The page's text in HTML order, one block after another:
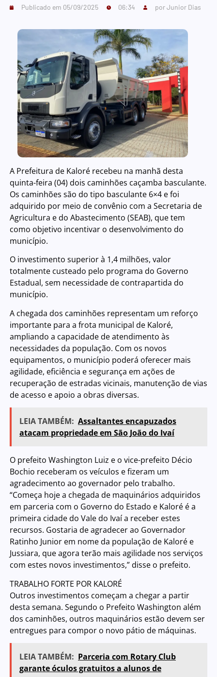
Publicado em 05/09/2025 06:34 porJunior Dias
A Prefeitura de Kaloré recebeu na manhã desta
quinta-feira (04) dois caminhões caçamba basculante.
Os caminhões são do tipo basculante 6×4 e foi
adquirido por meio de convênio com a Secretaria de
Agricultura e do Abastecimento (SEAB), que tem
como objetivo incentivar o desenvolvimento do
município.
O investimento superior à 1,4 milhões, valor
totalmente custeado pelo programa do Governo
Estadual, sem necessidade de contrapartida do
município.
A chegada dos caminhões representam um reforço
importante para a frota municipal de Kaloré,
ampliando a capacidade de atendimento às
necessidades da população. Com os novos
equipamentos, o município poderá oferecer mais
agilidade, eficiência e segurança em ações de
recuperação de estradas vicinais, manutenção de vias
de acesso e apoio a obras diversas.
LEIA TAMBÉM: Assaltantes encapuzados
atacam propriedade em São João do Ivaí
O prefeito Washington Luiz e o vice-prefeito Décio
Bochio receberam os veículos e fizeram um
agradecimento ao governador pelo trabalho.
“Começa hoje a chegada de maquinários adquiridos
em parceria com o Governo do Estado e Kaloré é a
primeira cidade do Vale do Ivaí a receber estes
recursos. Gostaria de agradecer ao Governador
Ratinho Junior em nome da população de Kaloré e
Jussiara, que agora terão mais agilidade nos serviços
com estes novos investimentos,” disse o prefeito.
TRABALHO FORTE POR KALORÉ
Outros investimentos começam a chegar a partir
desta semana. Segundo o Prefeito Washington além
dos caminhões, outros maquinários estão devem ser
entregues para compor o novo pátio de máquinas.
LEIA TAMBÉM: Parceria com Rotary Club
garante óculos gratuitos a alunos de